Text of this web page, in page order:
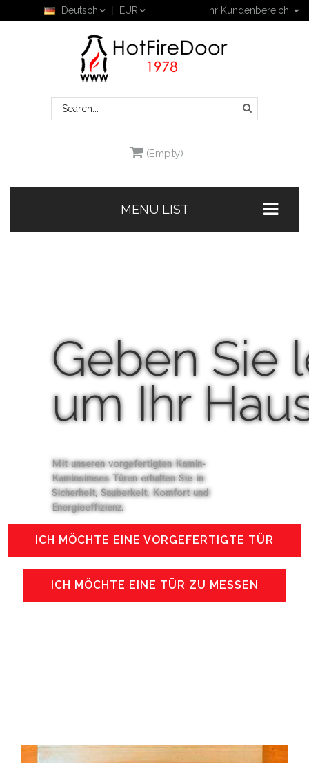
Ihr Kundenbereich
Deutsch EUR
(Empty)
MENU LIST
Geben Sie
um Ihr
Mit unseren vorgefertigten Kamin-
Kaminsimses Türen erhalten Sie in
Sicherheit, Sauberkeit, Komfort und
Energieeffizienz.
ICH MÖCHTE EINE VORGEFERTIGTE TÜR
ICH MÖCHTE EINE TÜR ZU MESSEN